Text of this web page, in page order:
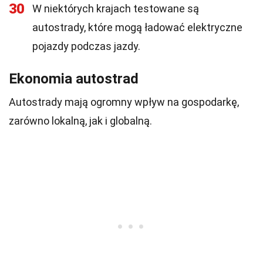
30
W niektórych krajach testowane są
autostrady, które mogą ładować elektryczne
pojazdy podczas jazdy.
Ekonomia autostrad
Autostrady mają ogromny wpływ na gospodarkę,
zarówno lokalną, jak i globalną.